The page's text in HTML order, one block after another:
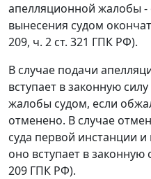
апелляционной жалобы -
вынесения судом
209, ч. 2 ст. 321 ГПК РФ).
В случае подачи
вступает в законную
жалобы судом, если
отменено. В случае
суда первой инстанции
оно вступает в законную
209 ГПК РФ).